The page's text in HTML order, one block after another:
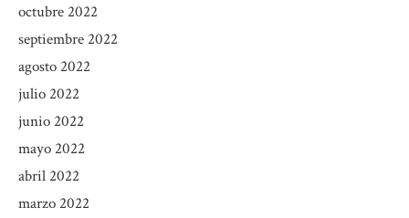
octubre 2022
septiembre 2022
agosto 2022
julio 2022
junio 2022
mayo 2022
abril 2022
marzo 2022